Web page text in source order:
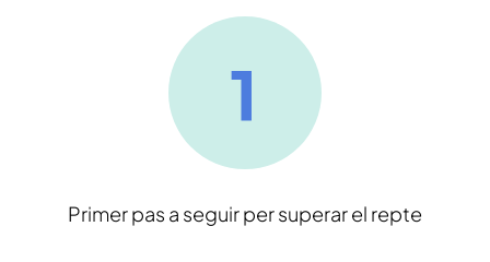
Primer pas a seguir per superar el repte